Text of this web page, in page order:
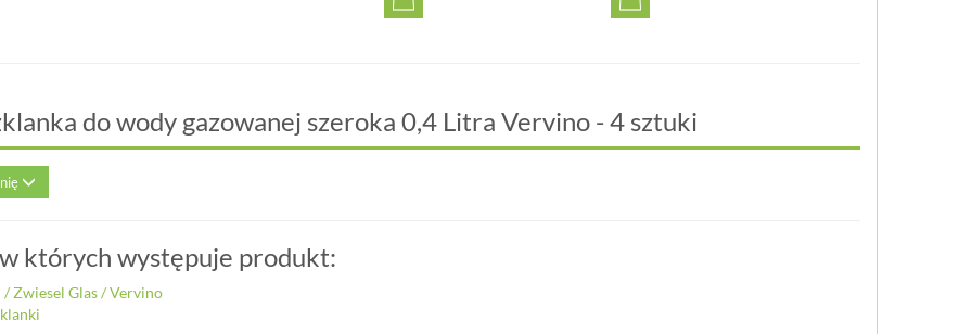
do wody gazowanej szeroka 0,4 Litra Vervino - 4 sztuki
których występuje produkt:
/ Zwiesel Glas/Vervino